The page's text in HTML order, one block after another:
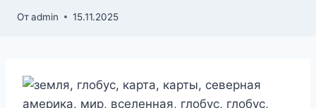
Отadmin 15.11.2025